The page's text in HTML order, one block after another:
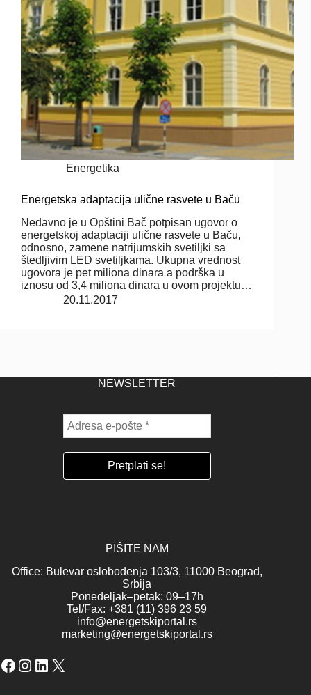
Energetika
Energetska adaptacija ulične rasvete u Baču
Nedavno je u Opštini Bač potpisan ugovor o
energetskoj adaptaciji ulične rasvete u Baču,
odnosno, zamene natrijumskih svetiljki sa
štedljivim LED svetiljkama. Ukupna vrednost
ugovora je pet miliona dinara a podrška u
iznosu od 3,4 miliona dinara u ovom projektu…
20.11.2017
NEWSLETTER
PIŠITE NAM
Office: Bulevar oslobođenja 103/3, 11000 Beograd,
Srbija
Ponedeljak–petak: 09–17h
Tel/Fax: +381 (11) 396 23 59
info@energetskiportal.rs
marketing@energetskiportal.rs
Facebook
Instagram
LinkedIn
X